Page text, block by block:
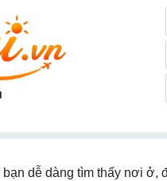
bạn dễ dàng tìm thấy nơi ở,